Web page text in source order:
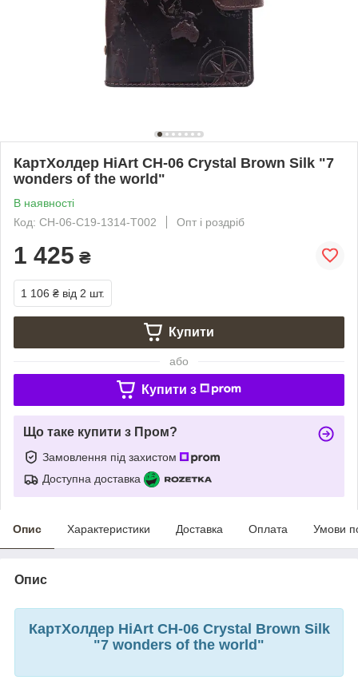
КартХолдер HiArt CH-06 Crystal Brown Silk "7
wonders of the world"
В наявності
Код: CH-06-C19-1314-T002
Опт і роздріб
1 425 ₴
1 106 ₴ від 2 шт.
Купити
або
Купити з
Що таке купити з Пром?
Замовлення під захистом
Доступна доставка
Опис Характеристики Доставка Оплата Умови
Опис
КартХолдер HiArt CH-06 Crystal Brown Silk
"7 wonders of the world"